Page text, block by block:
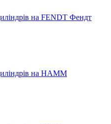
на FENDT Фендт
на HAMM